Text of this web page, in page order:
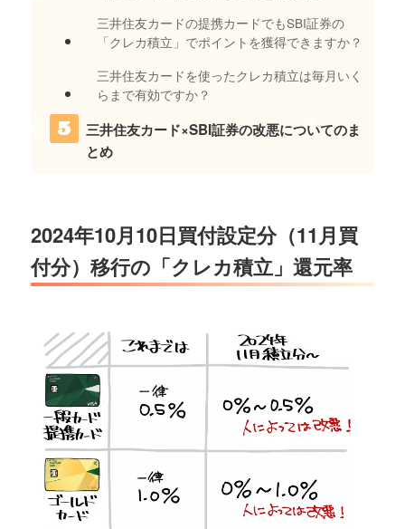
三井住友カードの提携カードでもSBI証券の
「クレカ積立」でポイントを獲得できますか？
三井住友カードを使ったクレカ積立は毎月いく
らまで有効ですか？
三井住友カード×SBI証券の改悪についてのま
とめ
2024年10月10日買付設定分（11月買
付分）移行の「クレカ積立」還元率